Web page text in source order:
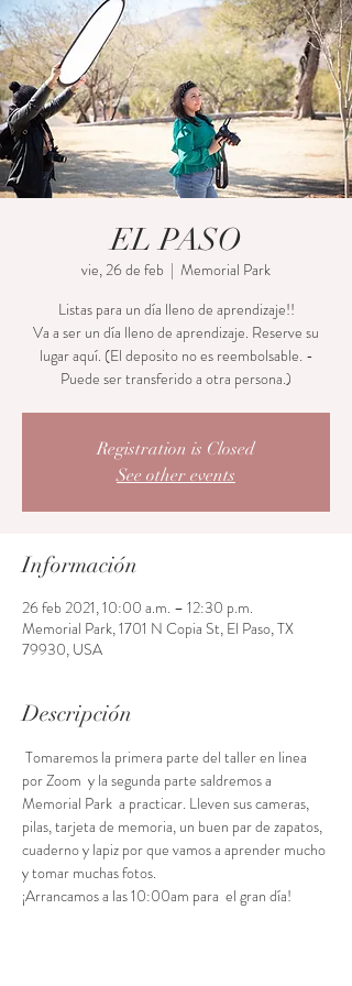
EL PASO
vie, 26 de feb
  |
Memorial Park
Listas para un día lleno de aprendizaje!!
Va a ser un día lleno de aprendizaje. Reserve su
lugar aquí. (El deposito no es reembolsable. -
Puede ser transferido a otra persona.)
Registration is Closed
See other events
Información
26 feb 2021, 10:00 a.m. – 12:30 p.m.
Memorial Park, 1701 N Copia St, El Paso, TX
79930, USA
Descripción
Tomaremos la primera parte del taller en linea
por Zoom  y la segunda parte saldremos a
Memorial Park  a practicar. Lleven sus cameras,
pilas, tarjeta de memoria, un buen par de zapatos,
cuaderno y lapiz por que vamos a aprender mucho
y tomar muchas fotos.
¡Arrancamos a las 10:00am para  el gran día!